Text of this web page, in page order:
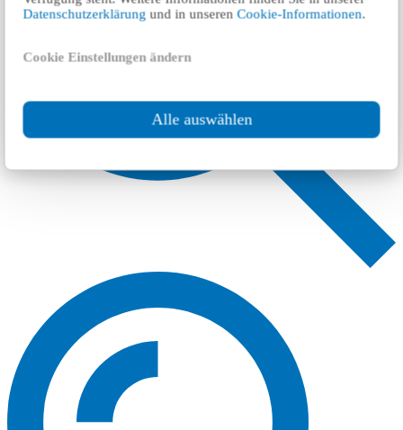
Datenschutzerklärung und in unserenCookie-Informationen.
Cookie Einstellungen ändern
Alle auswählen